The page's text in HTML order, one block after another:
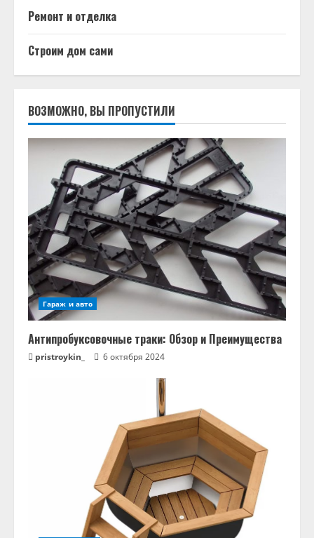
Ремонт и отделка
Строим дом сами
ВОЗМОЖНО, ВЫ ПРОПУСТИЛИ
Гараж и авто
Антипробуксовочные траки: Обзор и Преимущества
pristroykin_ 6 октября 2024